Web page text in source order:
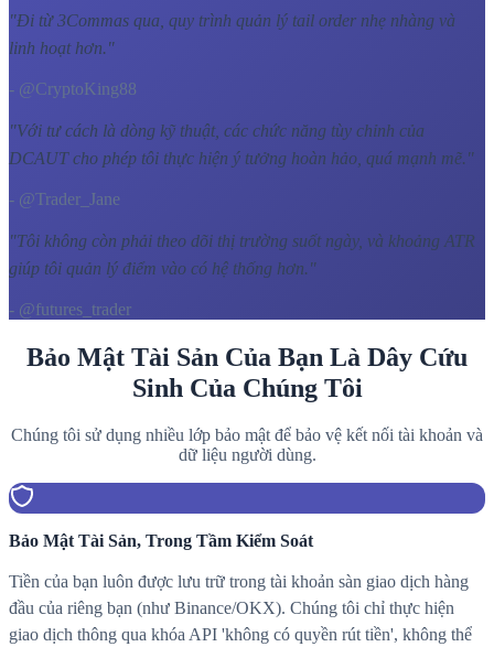
"Đi từ 3Commas qua, quy trình quản lý tail order nhẹ nhàng và
linh hoạt hơn."
- @CryptoKing88
"Với tư cách là dòng kỹ thuật, các chức năng tùy chỉnh của
DCAUT cho phép tôi thực hiện ý tưởng hoàn hảo, quá mạnh mẽ. "
- @Trader_Jane
"Tôi không còn phải theo dõi thị trường suốt ngày, và khoảng ATR
giúp tôi quản lý điểm vào có hệ thống hơn. "
- @futures_trader
Bảo Mật Tài Sản Của Bạn Là Dây Cứu
Sinh Của Chúng Tôi
Chúng tôi sử dụng nhiều lớp bảo mật để bảo vệ kết nối tài khoản và
dữ liệu người dùng.
Bảo Mật Tài Sản, Trong Tầm Kiểm Soát
Tiền của bạn luôn được lưu trữ trong tài khoản sàn giao dịch hàng
đầu của riêng bạn (như Binance/OKX). Chúng tôi chỉ thực hiện
giao dịch thông qua khóa API 'không có quyền rút tiền', không thể